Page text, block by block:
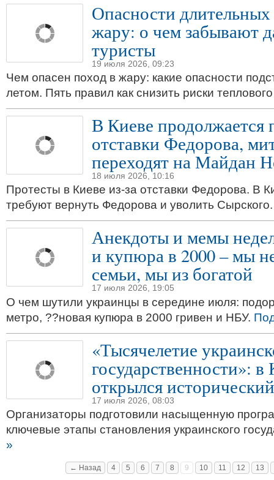
Опасности
жару: о чем забывают
туристы
19 июля 2026, 09:23
Чем опасен поход в жару: какие опасности
летом. Пять правил как снизить риски
В Киеве продолжается
отставки Федорова,
переходят на Майдан
18 июля 2026, 10:16
Протесты в Киеве из-за отставки Федорова. В
требуют вернуть Федорова и уволить
Анекдоты и мемы
и купюра в 2000 – мы
семьи, мы из богатой
17 июля 2026, 19:05
О чем шутили украинцы в середине июля:
метро, ??новая купюра в 2000 гривен и НБУ.
«Тысячелетие
государственности»: в
открылся
17 июля 2026, 08:03
Организаторы подготовили насыщенную
ключевые этапы становления украинского
»
← Назад 4 5 6 7 8 9 10 11 12 13